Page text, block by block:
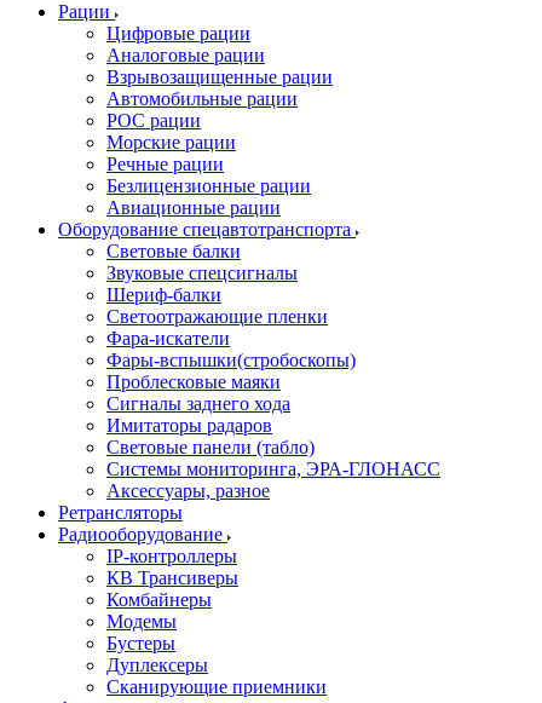
Рации
Цифровые рации
Аналоговые рации
Взрывозащищенные рации
Автомобильные рации
POC рации
Морские рации
Речные рации
Безлицензионные рации
Авиационные рации
Оборудование спецавтотранспорта
Световые балки
Звуковые спецсигналы
Шериф-балки
Светоотражающие пленки
Фара-искатели
Фары-вспышки(стробоскопы)
Проблесковые маяки
Сигналы заднего хода
Имитаторы радаров
Световые панели (табло)
Системы мониторинга, ЭРА-ГЛОНАСС
Аксессуары, разное
Ретрансляторы
Радиооборудование
IP-контроллеры
КВ Трансиверы
Комбайнеры
Модемы
Бустеры
Дуплексеры
Сканирующие приемники